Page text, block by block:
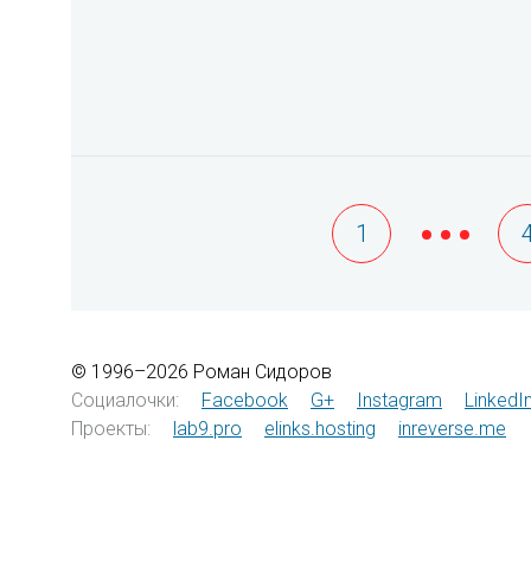
1
© 1996–2026 Роман Сидоров
Социалочки:
Facebook G+ Instagram
Проекты:
lab9.pro elinks.hosting inreverse.me